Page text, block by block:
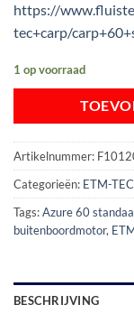
https://
tec+carp/
1 op voorraad
Artikelnummer:
Categorieën: ETM-
Tags:Azure 60
buitenboordmotor,
BESCHRIJVING